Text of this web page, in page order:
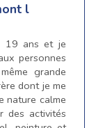
l
19 ans et je
personnes
grande
dont je me
nature calme
des activités